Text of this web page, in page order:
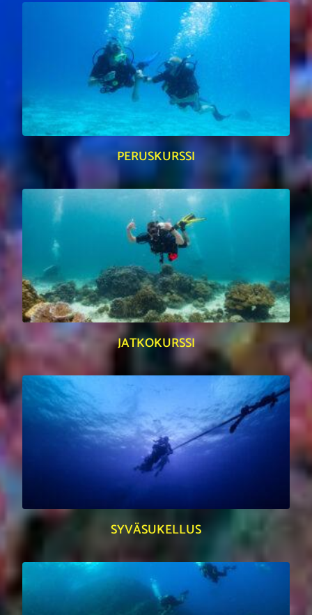
PERUSKURSSI
JATKOKURSSI
SYVÄSUKELLUS